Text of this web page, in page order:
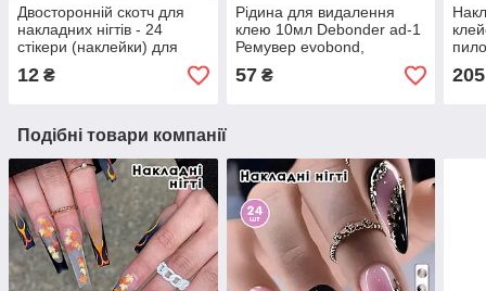
Двосторонній скотч для
накладних нігтів - 24
стікери (наклейки) для
дизайну нігтів
12 ₴
Рідина для видалення
клею 10мл Debonder ad-1
Ремувер evobond,
дебондер для зняття
накладних нігтів та вій
57₴ 205
Подібні товари компанії